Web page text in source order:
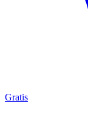
Gratis